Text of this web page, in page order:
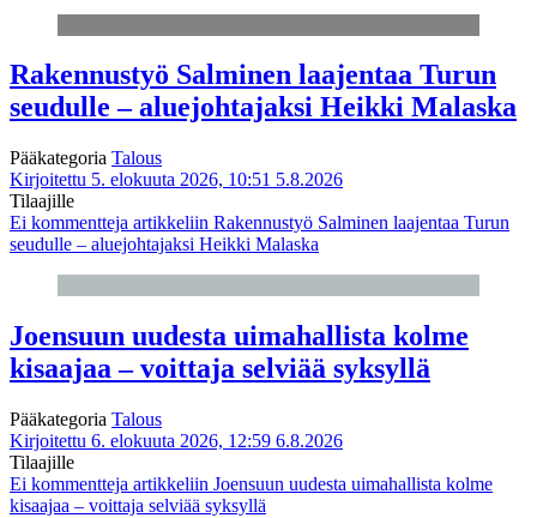
Rakennustyö Salminen laajentaa Turun
seudulle – aluejohtajaksi Heikki Malaska
Pääkategoria Talous
Kirjoitettu 5. elokuuta 2026, 10:51 5.8.2026
Tilaajille
Ei kommentteja artikkeliin Rakennustyö Salminen laajentaa Turun
seudulle – aluejohtajaksi Heikki Malaska
Joensuun uudesta uimahallista kolme
kisaajaa – voittaja selviää syksyllä
Pääkategoria Talous
Kirjoitettu 6. elokuuta 2026, 12:59 6.8.2026
Tilaajille
Ei kommentteja artikkeliin Joensuun uudesta uimahallista kolme
kisaajaa – voittaja selviää syksyllä